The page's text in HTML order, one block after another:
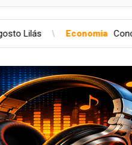
Polícia Militar 2026: mais